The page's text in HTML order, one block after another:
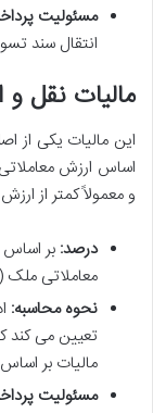
مسئولیت
انتقال سند
مالیات نقل و
این مالیات یکی از
اساس ارزش
و معمولاً کمتر از
درصد:
معاملاتی
نحوه محاسبه:
تعیین می کند
مالیات بر
مسئولیت